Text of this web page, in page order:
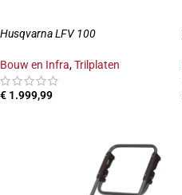
Husqvarna LFV 100
Bouw en Infra,Trilplaten
€ 1.999,99